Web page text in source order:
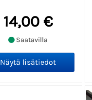
14,00 €
Saatavilla